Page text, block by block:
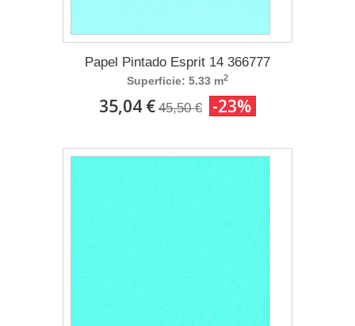
Papel Pintado Esprit 14 366777
Superficie: 5.33 m2
35,04 € 45,50 € -23%